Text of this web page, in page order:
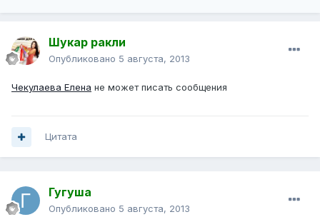
Шукар ракли
Опубликовано 5 августа, 2013
Чекулаева Елена не может писать сообщения
Цитата
Гугуша
Опубликовано 5 августа, 2013